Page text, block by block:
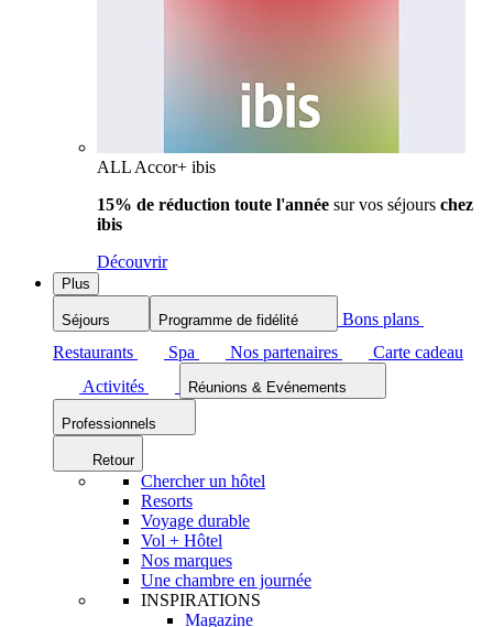
ALL Accor+ ibis
15% de réduction toute l'année sur vos séjours chez
ibis
Découvrir
Plus
Séjours Programme de fidélité
Bons plans
Restaurants
Spa Nos partenaires
Carte cadeau
Activités
Réunions & Evénements
Professionnels
Retour
Chercher un hôtel
Resorts
Voyage durable
Vol + Hôtel
Nos marques
Une chambre en journée
INSPIRATIONS
Magazine